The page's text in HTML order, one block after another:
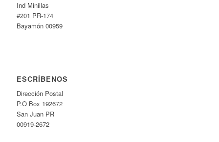
Ind Minillas
#201 PR-174
Bayamón 00959
ESCRÍBENOS
Dirección Postal
P.O Box 192672
San Juan PR
00919-2672